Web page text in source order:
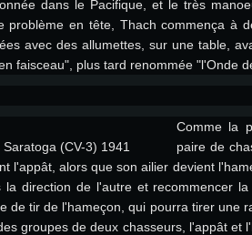
Pour MAC
dans le Pacifique, et le très
problème en tête, Thach commença à
avec des allumettes, sur une table,
faisceau", plus tard renommée "l'Onde
(CV-3) 1941
Comme la
paire de
l'appât, alors que son ailier devient
direction de l'autre et recommencer
de tir de l'hameçon, qui pourra tirer une
groupes de deux chasseurs, l'appât